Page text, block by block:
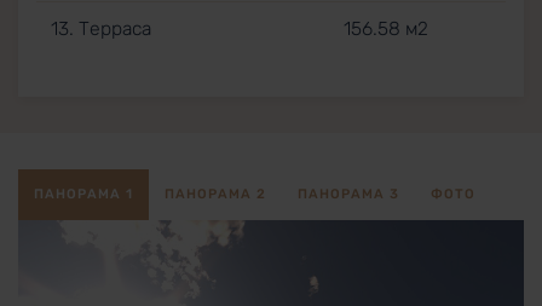
13. Терраса 156.58 м2
ПАНОРАМА 1 ПАНОРАМА 2 ПАНОРАМА 3 ФОТО